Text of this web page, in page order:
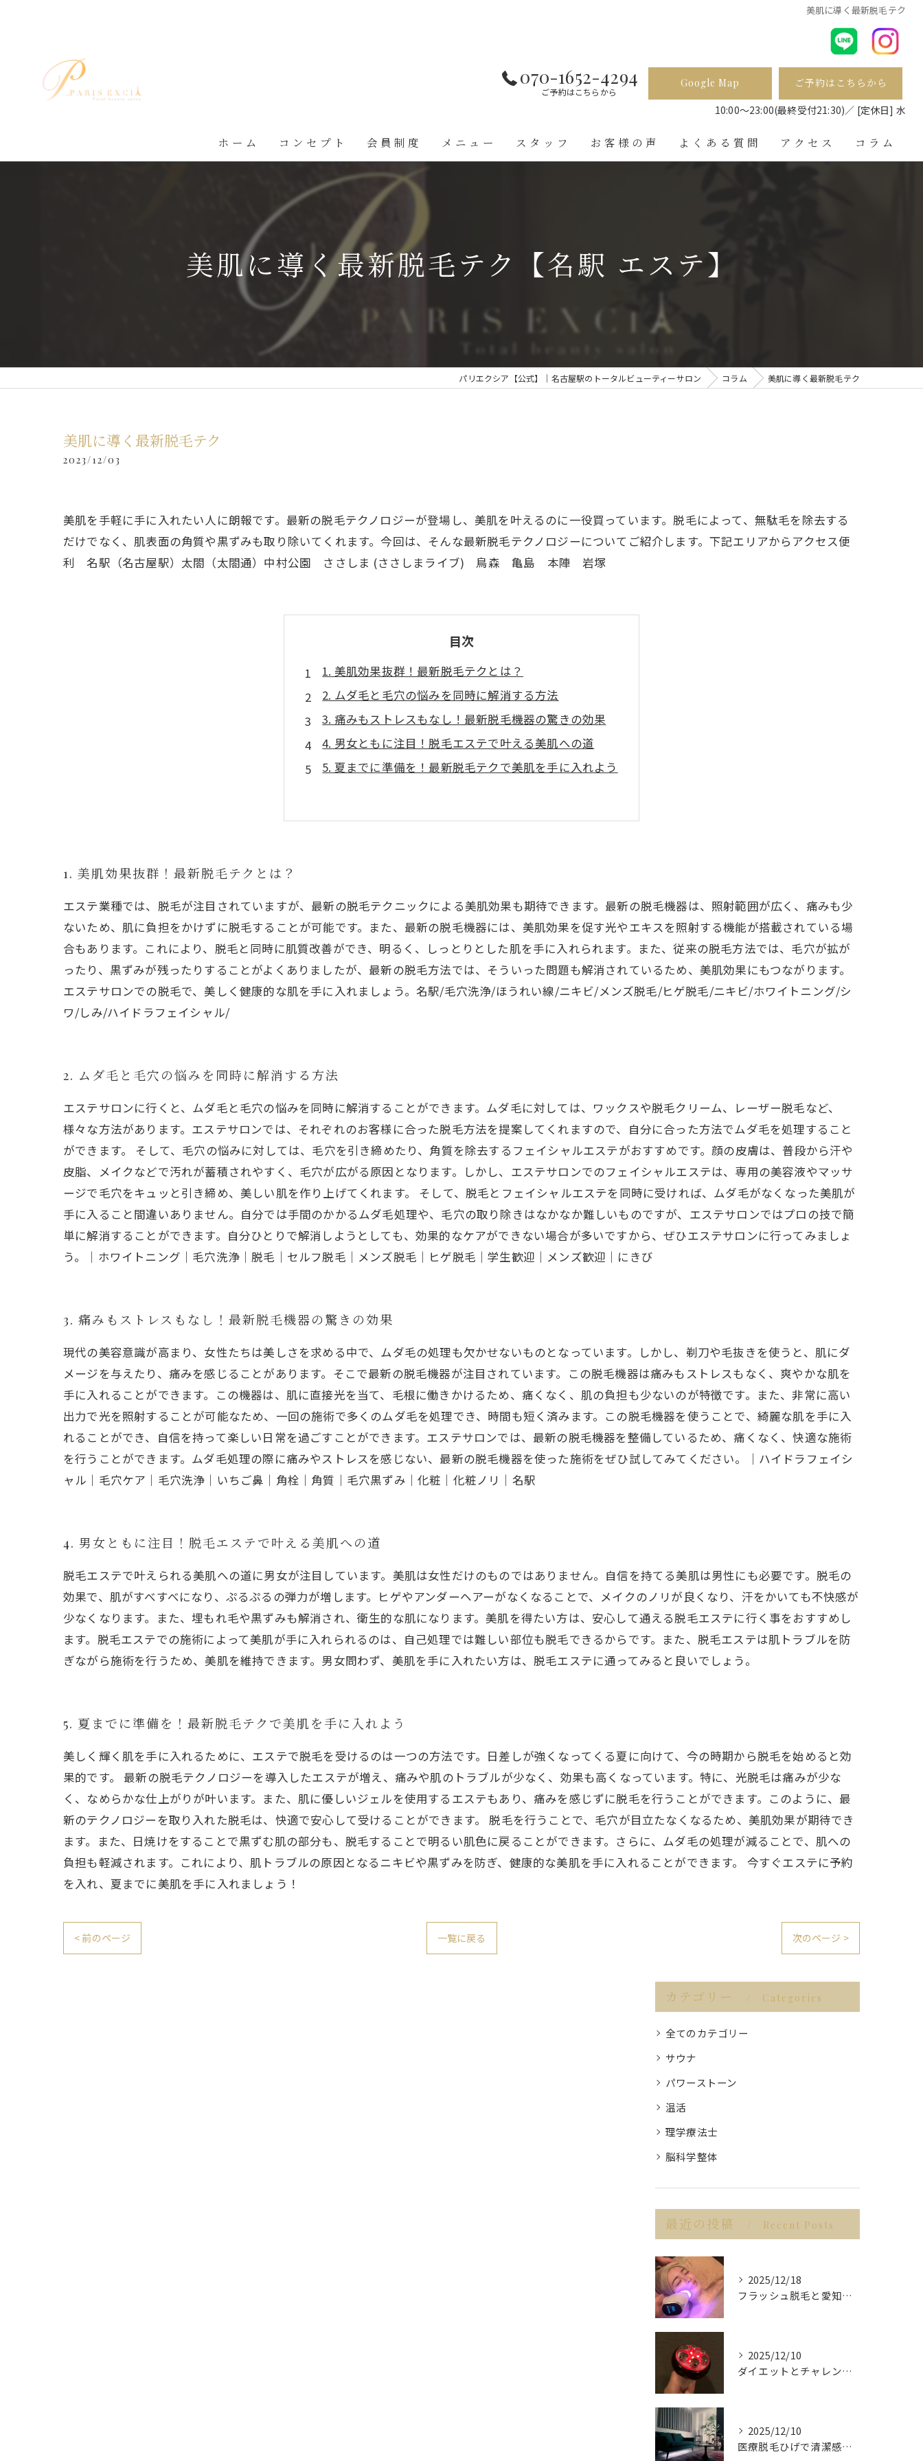
美肌に導く最新脱毛テク
070-1652-4294
ご予約はこちらから
Google Map ご予約はこちらから
10:00〜23:00(最終受付21:30)／ [定休日] 水
ホーム コンセプト 会員制度 メニュー スタッフ お客様の声 よくある質問 アクセス コラム
美肌に導く最新脱毛テク【名駅 エステ】
パリエクシア【公式】｜名古屋駅のトータルビューティーサロン コラム 美肌に導く最新脱毛テク
美肌に導く最新脱毛テク
2023/12/03
美肌を手軽に手に入れたい人に朗報です。最新の脱毛テクノロジーが登場し、美肌を叶えるのに一役買っています。脱毛によって、無駄毛を除去する
だけでなく、肌表面の角質や黒ずみも取り除いてくれます。今回は、そんな最新脱毛テクノロジーについてご紹介します。下記エリアからアクセス便
利 名駅（名古屋駅）太閤（太閤通）中村公園 ささしま (ささしまライブ) 鳥森 亀島 本陣 岩塚
目次
1. 美肌効果抜群！最新脱毛テクとは？
2. ムダ毛と毛穴の悩みを同時に解消する方法
3. 痛みもストレスもなし！最新脱毛機器の驚きの効果
4. 男女ともに注目！脱毛エステで叶える美肌への道
5. 夏までに準備を！最新脱毛テクで美肌を手に入れよう
1. 美肌効果抜群！最新脱毛テクとは？
エステ業種では、脱毛が注目されていますが、最新の脱毛テクニックによる美肌効果も期待できます。最新の脱毛機器は、照射範囲が広く、痛みも少
ないため、肌に負担をかけずに脱毛することが可能です。また、最新の脱毛機器には、美肌効果を促す光やエキスを照射する機能が搭載されている場
合もあります。これにより、脱毛と同時に肌質改善ができ、明るく、しっとりとした肌を手に入れられます。また、従来の脱毛方法では、毛穴が拡が
ったり、黒ずみが残ったりすることがよくありましたが、最新の脱毛方法では、そういった問題も解消されているため、美肌効果にもつながります。
エステサロンでの脱毛で、美しく健康的な肌を手に入れましょう。名駅/毛穴洗浄/ほうれい線/ニキビ/メンズ脱毛/ヒゲ脱毛/ニキビ/ホワイトニング/シ
ワ/しみ/ハイドラフェイシャル/
2. ムダ毛と毛穴の悩みを同時に解消する方法
エステサロンに行くと、ムダ毛と毛穴の悩みを同時に解消することができます。ムダ毛に対しては、ワックスや脱毛クリーム、レーザー脱毛など、
様々な方法があります。エステサロンでは、それぞれのお客様に合った脱毛方法を提案してくれますので、自分に合った方法でムダ毛を処理すること
ができます。 そして、毛穴の悩みに対しては、毛穴を引き締めたり、角質を除去するフェイシャルエステがおすすめです。顔の皮膚は、普段から汗や
皮脂、メイクなどで汚れが蓄積されやすく、毛穴が広がる原因となります。しかし、エステサロンでのフェイシャルエステは、専用の美容液やマッサ
ージで毛穴をキュッと引き締め、美しい肌を作り上げてくれます。 そして、脱毛とフェイシャルエステを同時に受ければ、ムダ毛がなくなった美肌が
手に入ること間違いありません。自分では手間のかかるムダ毛処理や、毛穴の取り除きはなかなか難しいものですが、エステサロンではプロの技で簡
単に解消することができます。自分ひとりで解消しようとしても、効果的なケアができない場合が多いですから、ぜひエステサロンに行ってみましょ
う。｜ホワイトニング｜毛穴洗浄｜脱毛｜セルフ脱毛｜メンズ脱毛｜ヒゲ脱毛｜学生歓迎｜メンズ歓迎｜にきび
3. 痛みもストレスもなし！最新脱毛機器の驚きの効果
現代の美容意識が高まり、女性たちは美しさを求める中で、ムダ毛の処理も欠かせないものとなっています。しかし、剃刀や毛抜きを使うと、肌にダ
メージを与えたり、痛みを感じることがあります。そこで最新の脱毛機器が注目されています。この脱毛機器は痛みもストレスもなく、爽やかな肌を
手に入れることができます。この機器は、肌に直接光を当て、毛根に働きかけるため、痛くなく、肌の負担も少ないのが特徴です。また、非常に高い
出力で光を照射することが可能なため、一回の施術で多くのムダ毛を処理でき、時間も短く済みます。この脱毛機器を使うことで、綺麗な肌を手に入
れることができ、自信を持って楽しい日常を過ごすことができます。エステサロンでは、最新の脱毛機器を整備しているため、痛くなく、快適な施術
を行うことができます。ムダ毛処理の際に痛みやストレスを感じない、最新の脱毛機器を使った施術をぜひ試してみてください。｜ハイドラフェイシ
ャル｜毛穴ケア｜毛穴洗浄｜いちご鼻｜角栓｜角質｜毛穴黒ずみ｜化粧｜化粧ノリ｜名駅
4. 男女ともに注目！脱毛エステで叶える美肌への道
脱毛エステで叶えられる美肌への道に男女が注目しています。美肌は女性だけのものではありません。自信を持てる美肌は男性にも必要です。脱毛の
効果で、肌がすべすべになり、ぷるぷるの弾力が増します。ヒゲやアンダーヘアーがなくなることで、メイクのノリが良くなり、汗をかいても不快感が
少なくなります。また、埋もれ毛や黒ずみも解消され、衛生的な肌になります。美肌を得たい方は、安心して通える脱毛エステに行く事をおすすめし
ます。脱毛エステでの施術によって美肌が手に入れられるのは、自己処理では難しい部位も脱毛できるからです。また、脱毛エステは肌トラブルを防
ぎながら施術を行うため、美肌を維持できます。男女問わず、美肌を手に入れたい方は、脱毛エステに通ってみると良いでしょう。
5. 夏までに準備を！最新脱毛テクで美肌を手に入れよう
美しく輝く肌を手に入れるために、エステで脱毛を受けるのは一つの方法です。日差しが強くなってくる夏に向けて、今の時期から脱毛を始めると効
果的です。 最新の脱毛テクノロジーを導入したエステが増え、痛みや肌のトラブルが少なく、効果も高くなっています。特に、光脱毛は痛みが少な
く、なめらかな仕上がりが叶います。また、肌に優しいジェルを使用するエステもあり、痛みを感じずに脱毛を行うことができます。このように、最
新のテクノロジーを取り入れた脱毛は、快適で安心して受けることができます。 脱毛を行うことで、毛穴が目立たなくなるため、美肌効果が期待でき
ます。また、日焼けをすることで黒ずむ肌の部分も、脱毛することで明るい肌色に戻ることができます。さらに、ムダ毛の処理が減ることで、肌への
負担も軽減されます。これにより、肌トラブルの原因となるニキビや黒ずみを防ぎ、健康的な美肌を手に入れることができます。 今すぐエステに予約
を入れ、夏までに美肌を手に入れましょう！
< 前のページ 一覧に戻る 次のページ >
カテゴリー Categories
全てのカテゴリー
サウナ
パワーストーン
温活
理学療法士
脳科学整体
最近の投稿 Recent Posts
2025/12/18
フラッシュ脱毛と愛知県名古屋市の最新脱毛事情で理想の美肌を目指す方法
2025/12/10
ダイエットとチャレンジを愛知県名古屋市で楽しみながら成功させるポイント解説
2025/12/10
医療脱毛ひげで清潔感アップを目指す男性へ愛知県名古屋市のヒゲ脱毛で選ぶべきポイント